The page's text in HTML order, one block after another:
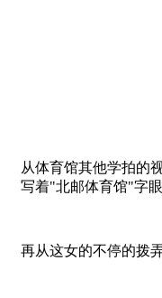
从体育馆其他学拍的
写着"北邮体育馆"字眼
再从这女的不停的拨